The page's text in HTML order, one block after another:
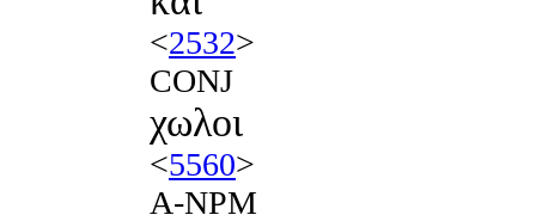
<2532>
CONJ
χωλοι
<5560>
A-NPM